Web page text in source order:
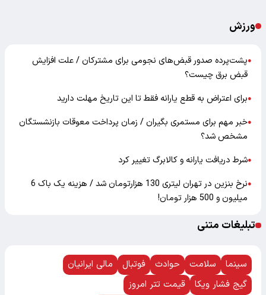
ورزش
●پشت‌پرده صدور قبض‌های نجومی برای مشترکان / علت افزایش
قبض برق چیست؟
●برای اعتراض به قطع یارانه فقط تا این تاریخ مهلت دارید
●خبر مهم برای مستمری بگیران / زمان پرداخت معوقات بازنشستگان
مشخص شد؟
●شرط دریافت یارانه و کالابرگ تغییر کرد
●
نرخ بنزین در تهران لیتری 130 هزارتومان شد / هزینه یک باک 6
میلیون و 500 هزار تومان!
تبلیغات متنی
سینما سلامت حوادث فوتبال
مالی ایرانیان
گیج فشار ویکا
قیمت تتر امروز